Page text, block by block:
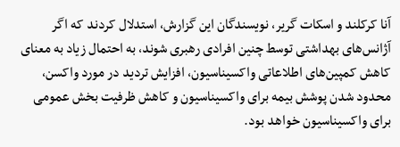
آنا کرکلند و اسکات گریر، نویسندگان این گزارش، استدلال کردند که اگر
آژانس‌های بهداشتی توسط چنین افرادی رهبری شوند، به احتمال زیاد به معنای
کاهش کمپین‌های اطلاعاتی واکسیناسیون، افزایش تردید در مورد واکسن،
محدود شدن پوشش بیمه برای واکسیناسیون و کاهش ظرفیت بخش عمومی
برای واکسیناسیون خواهد بود.